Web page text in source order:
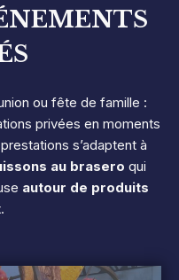
ou fête de famille :
privées en moments
s’adaptent à
au brasero qui
autour de produits
.